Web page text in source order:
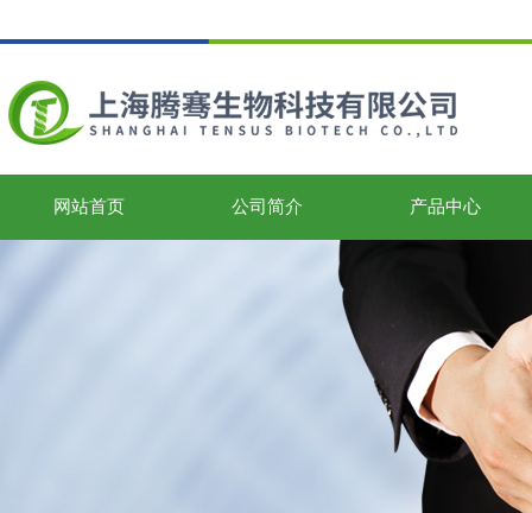
网站首页 公司简介 产品中心